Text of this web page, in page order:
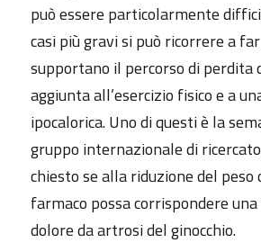
può essere particolarmente
casi più gravi si può ricorrere a
supportano il percorso di perdita
aggiunta all’esercizio fisico e a
ipocalorica. Uno di questi è la
gruppo internazionale di
chiesto se alla riduzione del
farmaco possa corrispondere
dolore da artrosi del ginocchio.